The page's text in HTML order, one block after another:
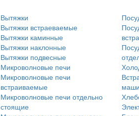
Вытяжки
Вытяжки встраеваемые
Вытяжки каминные
Вытяжки наклонные
Вытяжки подвесные
Микроволновые печи
Микроволновые печи
встраиваемые
Микроволновые печи отдельно
стоящие